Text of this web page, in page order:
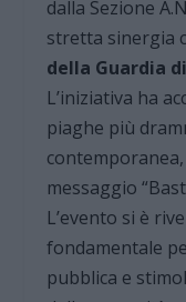
dalla Sezione
stretta sinergia
della Guardia
L’iniziativa ha
piaghe più
messaggio
L’evento si è
fondamentale
pubblica e